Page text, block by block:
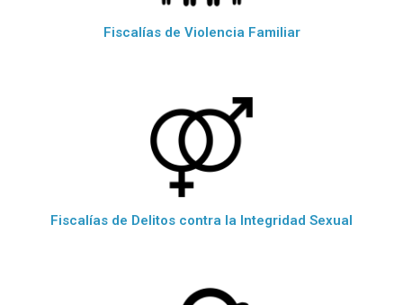
Fiscalías de Violencia Familiar
Fiscalías de Delitos contra la Integridad Sexual